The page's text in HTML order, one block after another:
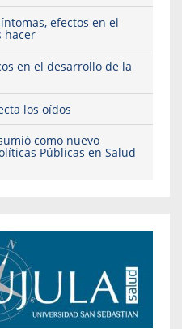
efectos en el
hacer
en el desarrollo de la
los oídos
como nuevo
Públicas en Salud